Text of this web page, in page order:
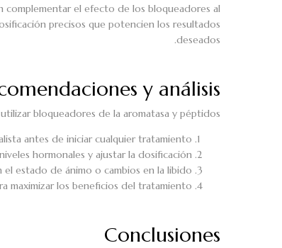
el efecto de los bloqueadores al
precisos que potencien los resultados
deseados.
y análisis
bloqueadores de la aromatasa y péptidos:
antes de iniciar cualquier tratamiento.
hormonales y ajustar la dosificación.
estado de ánimo o cambios en la libido.
maximizar los beneficios del tratamiento.
Conclusiones